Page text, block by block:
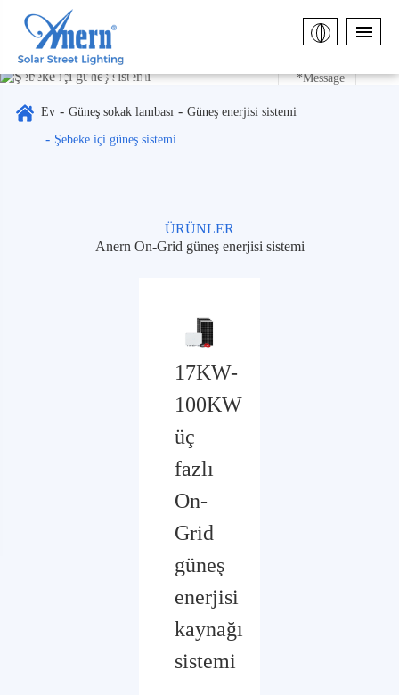
içi güneş
sistemi
Ev Güneş sokak lambası Güneş enerjisi sistemi
Şebeke içi güneş sistemi
ÜRÜNLER
Anern On-Grid güneş enerjisi sistemi
17KW-
100KW
üç
fazlı
On-
Grid
güneş
enerjisi
kaynağı
sistemi